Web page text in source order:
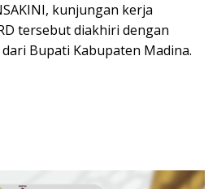
kunjungan kerja
tersebut diakhiri dengan
Bupati Kabupaten Madina.